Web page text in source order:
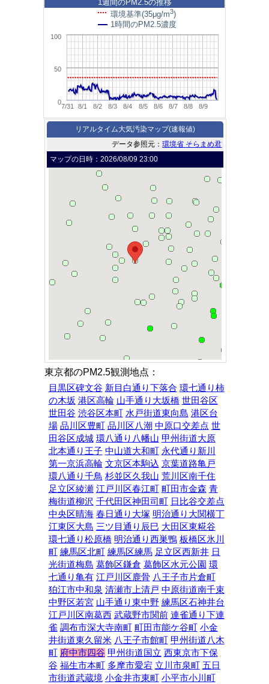
7/31 8/1 8/2 8/3 8/4 8/5 8/6 8/7 8/8 8/9
0
50
100
1週間のPM2.5の推移
環境基準(35μg/m3)
1時間のPM2.5濃度
リアルタイム大気汚染マップ(速報値)
データ参照元：環境省 そらまめ君
マップの日時：2026/08/09 23:00
東京都のPM2.5観測地点：
目黒区碑文谷 新目白通り下落合 環七通り柿
の木坂 港区高輪 山手通り大坂橋 世田谷区
世田谷 渋谷区本町 水戸街道東向島 港区台
場 品川区豊町 品川区八潮 中原口交差点 世
田谷区成城 環八通り八幡山 甲州街道大原
北本通り王子 中山道大和町 永代通り新川
第一京浜高輪 文京区本駒込 京葉道路亀戸
環八通り千鳥 杉並区久我山 荒川区南千住
足立区綾瀬 江戸川区春江町 町田市金森 青
梅街道柳沢 千代田区神田司町 日比谷交差点
中央区晴海 春日通り大塚 明治通り大関横丁
江東区大島 三ツ目通り辰巳 大田区東糀谷
環七通り松原橋 明治通り西巣鴨 板橋区氷川
町 練馬区北町 練馬区練馬 足立区西新井 日
光街道梅島 葛飾区鎌倉 葛飾区水元公園 環
七通り亀有 江戸川区鹿骨 八王子市片倉町
狛江市中和泉 清瀬市上清戸 中原街道南千束
中野区若宮 山手通り東中野 練馬区石神井台
江戸川区南葛西 武蔵野市関前 連雀通り下連
雀 調布市深大寺南町 町田市能ケ谷町 小金
井街道東久留米 八王子市館町 甲州街道八木
町 府中市四谷 甲州街道国立 西東京市下保
谷 福生市本町 多摩市愛宕 立川市泉町 五日
市街道武蔵境 小金井市東町 小平市小川町